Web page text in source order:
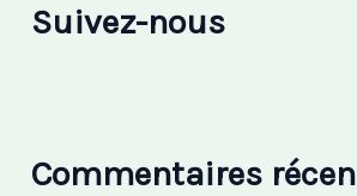
Suivez-nous
Commentaires